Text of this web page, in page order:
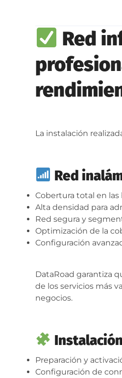
Red
La instalación
Red
Cobertura total en
Alta densidad para
Red segura y
Optimización de la
Configuración
DataRoad garantiza
de los servicios más
negocios.
Preparación y
Configuración de